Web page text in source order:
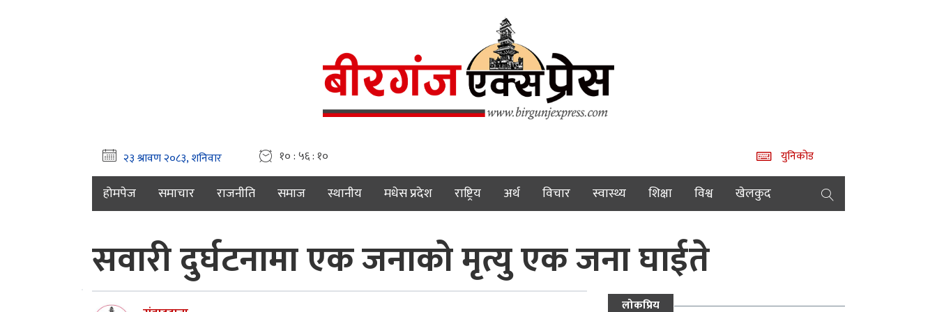
१० : ५६ : ११ युनिकोड
होमपेज समाचार राजनीति समाज स्थानीय मधेस प्रदेश राष्ट्रिय अर्थ विचार स्वास्थ्य शिक्षा विश्व खेलकुद
सवारी दुर्घटनामा एक जनाको मृत्यु एक जना घाईते
लोकप्रिय